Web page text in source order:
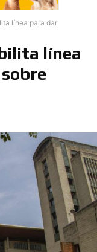
línea para dar
línea